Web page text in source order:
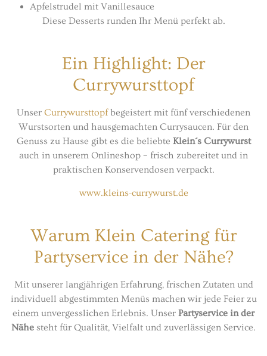
Apfelstrudel mit Vanillesauce
Diese Desserts runden Ihr Menü perfekt ab.
Ein Highlight: Der
Currywursttopf
Unser Currywursttopfbegeistert mit fünf verschiedenen
Wurstsorten und hausgemachten Currysaucen. Für den
Genuss zu Hause gibt es die beliebte Klein´s Currywurst
auch in unserem Onlineshop – frisch zubereitet und in
praktischen Konservendosen verpackt.
www.kleins-currywurst.de
Warum Klein Catering für
Partyservice in der Nähe?
Mit unserer langjährigen Erfahrung, frischen Zutaten und
individuell abgestimmten Menüs machen wir jede Feier zu
einem unvergesslichen Erlebnis. Unser Partyservice in der
Nähe steht für Qualität, Vielfalt und zuverlässigen Service.